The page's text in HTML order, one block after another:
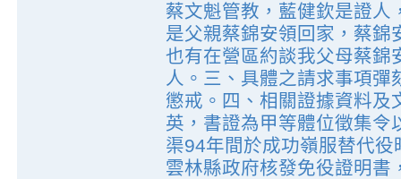
蔡文魁管教，藍健欽是證人
是父親蔡錦安領回家，蔡錦
也有在營區約談我父母蔡錦
人。三、具體之請求事項彈
懲戒。四、相關證據資料及
英，書證為甲等體位徵集令
渠94年間於成功嶺服替代
雲林縣政府核發免役證明書